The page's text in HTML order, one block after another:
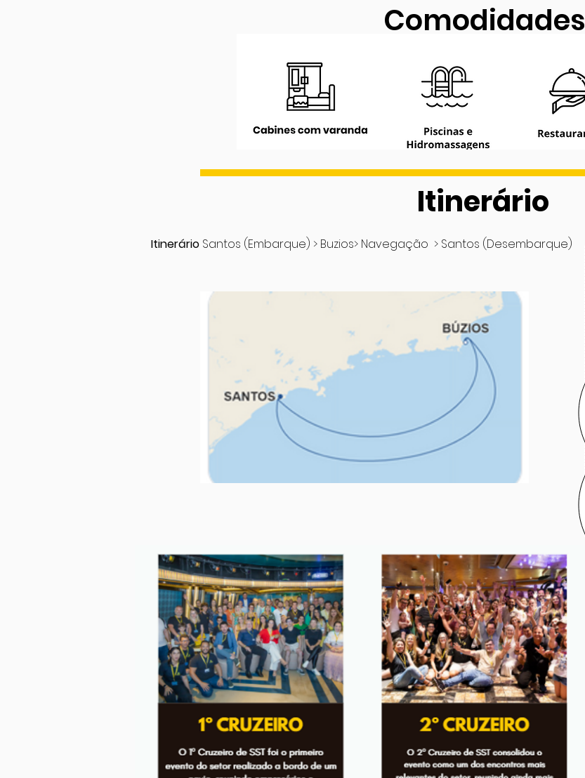
Comodidades
Itinerário
Itinerário Santos (Embarque) > Buzios> Navegação > Santos (Desembarque)